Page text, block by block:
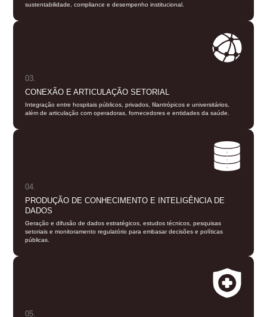
sustentabilidade, compliance e desempenho institucional.
03.
CONEXÃO E ARTICULAÇÃO SETORIAL
Integração entre hospitais públicos, privados, filantrópicos e universitários,
além de articulação com operadoras, fornecedores e entidades da saúde.
04.
PRODUÇÃO DE CONHECIMENTO E INTELIGÊNCIA DE
DADOS
Geração e difusão de dados estratégicos, estudos técnicos, pesquisas
setoriais e monitoramento regulatório para embasar decisões e políticas
públicas.
05.